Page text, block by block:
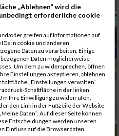
„Ablehnen“ wird die
erforderliche cookie
oder greifen auf Informationen auf
in cookie und anderen
Daten zu verarbeiten. Einige
Daten möglicherweise
Um dem zu widersprechen, öffnen
Einstellungen akzeptieren, ablehnen
„Einstellungen verwalten“
Schaltfläche in der linken
Ihre Einwilligung zu widerrufen,
den Link in der Fußzeile der Website
Daten“. Auf dieser Seite können
Entscheidungen werden unseren
Einfluss auf die Browserdaten.